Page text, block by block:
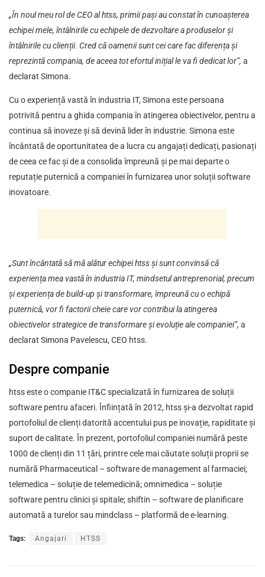
„În noul meu rol de CEO alhtss, primii pași au constat în cunoașterea
echipei mele, întâlnirile cu echipele de dezvoltare a produselor și
întâlnirile cu clienții. Cred că oamenii sunt cei care fac diferența și
reprezintă compania, de aceea tot efortul inițial le va fi dedicat lor”, a
declarat Simona.
Cu o experiență vastă în industria IT, Simona este persoana
potrivită pentru a ghida compania în atingerea obiectivelor, pentru a
continua să inoveze și să devină lider în industrie. Simona este
încântată de oportunitatea de a lucra cu angajați dedicați, pasionați
de ceea ce fac și de a consolida împreună și pe mai departe o
reputație puternică a companiei în furnizarea unor soluții software
inovatoare.
„Sunt încântată să mă alătur echipei htss și sunt convinsă că
experiența mea vastă în industria IT, mindsetul antreprenorial, precum
și experiența de build-up și transformare, împreună cu o echipă
puternică, vor fi factorii cheie care vor contribui la atingerea
obiectivelor strategice de transformare și evoluție ale companiei”, a
declarat Simona Pavelescu, CEO htss.
Despre companie
htss este o companie IT&C specializată în furnizarea de soluții
software pentru afaceri. Înființată în 2012, htss și-a dezvoltat rapid
portofoliul de clienți datorită accentului pus pe inovație, rapiditate și
suport de calitate. În prezent, portofoliul companiei numără peste
1000 de clienți din 11 țări, printre cele mai căutate soluții proprii se
numără Pharmaceutical – software de management al farmaciei;
telemedica – soluție de telemedicină; omnimedica – soluție
software pentru clinici și spitale; shiftin – software de planificare
automată a turelor sau mindclass – platformă de e-learning.
Tags: Angajari HTSS